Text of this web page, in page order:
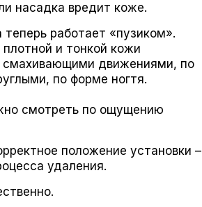
насадка вредит коже.
работает «пузиком».
и тонкой кожи
смахивающими движениями, по
по форме ногтя.
смотреть по ощущению
положение установки –
удаления.